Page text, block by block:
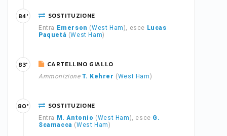
SOSTITUZIONE
Entra Emerson (West Ham), esce Lucas
Paquetá (West Ham)
84'
CARTELLINO GIALLO
Ammonizione T. Kehrer (West Ham)
83'
SOSTITUZIONE
Entra M. Antonio (West Ham), esce G.
Scamacca (West Ham)
80'